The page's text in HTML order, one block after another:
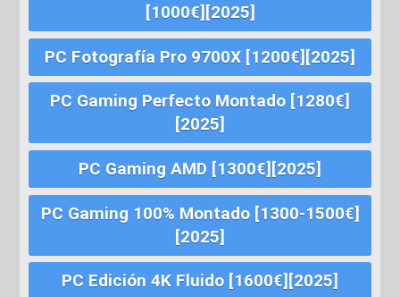
[1000€][2025]
PC Fotografía Pro 9700X [1200€][2025]
PC Gaming Perfecto Montado [1280€]
[2025]
PC Gaming AMD [1300€][2025]
PC Gaming 100% Montado [1300-1500€]
[2025]
PC Edición 4K Fluido [1600€][2025]